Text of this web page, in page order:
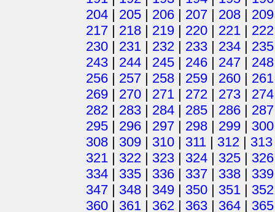
204 | 205 | 206 | 207 | 208 | 209
217 | 218 | 219 | 220 | 221 | 222
230 | 231 | 232 | 233 | 234 | 235
243 | 244 | 245 | 246 | 247 | 248
256 | 257 | 258 | 259 | 260 | 261
269 | 270 | 271 | 272 | 273 | 274
282 | 283 | 284 | 285 | 286 | 287
295 | 296 | 297 | 298 | 299 | 300
308 | 309 | 310 | 311 | 312 | 313
321 | 322 | 323 | 324 | 325 | 326
334 | 335 | 336 | 337 | 338 | 339
347 | 348 | 349 | 350 | 351 | 352
360 | 361 | 362 | 363 | 364 | 365